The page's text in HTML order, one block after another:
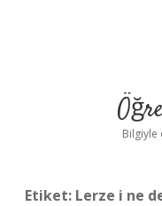
Bilgiyle
Etiket: Lerze i ne